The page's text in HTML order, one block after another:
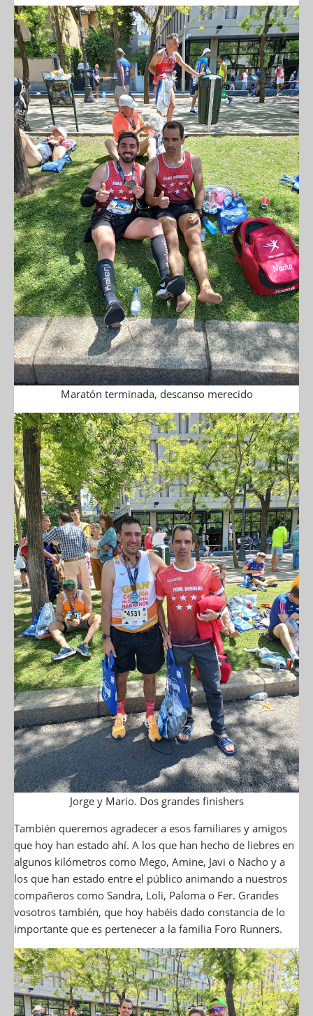
Maratón terminada, descanso merecido
Jorge y Mario. Dos grandes finishers
También queremos agradecer a esos familiares y amigos
que hoy han estado ahí. A los que han hecho de liebres en
algunos kilómetros como Mego, Amine, Javi o Nacho y a
los que han estado entre el público animando a nuestros
compañeros como Sandra, Loli, Paloma o Fer. Grandes
vosotros también, que hoy habéis dado constancia de lo
importante que es pertenecer a la familia Foro Runners.